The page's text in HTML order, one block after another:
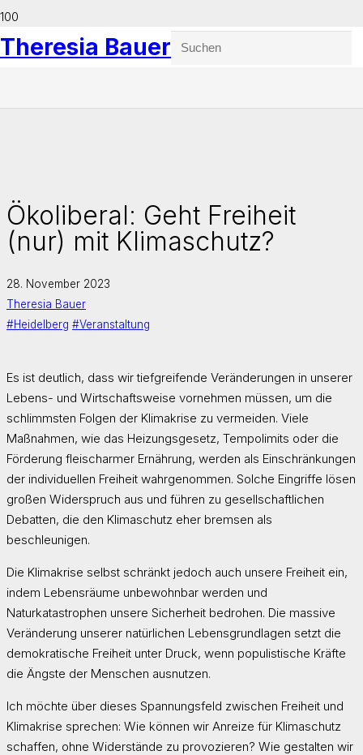
Theresia Bauer
Ökoliberal: Geht Freiheit
(nur) mit Klimaschutz?
28. November 2023
Theresia Bauer
#Heidelberg #Veranstaltung
Es ist deutlich, dass wir tiefgreifende Veränderungen in unserer
Lebens- und Wirtschaftsweise vornehmen müssen, um die
schlimmsten Folgen der Klimakrise zu vermeiden. Viele
Maßnahmen, wie das Heizungsgesetz, Tempolimits oder die
Förderung fleischarmer Ernährung, werden als Einschränkungen
der individuellen Freiheit wahrgenommen. Solche Eingriffe lösen
großen Widerspruch aus und führen zu gesellschaftlichen
Debatten, die den Klimaschutz eher bremsen als
beschleunigen.
Die Klimakrise selbst schränkt jedoch auch unsere Freiheit ein,
indem Lebensräume unbewohnbar werden und
Naturkatastrophen unsere Sicherheit bedrohen. Die massive
Veränderung unserer natürlichen Lebensgrundlagen setzt die
demokratische Freiheit unter Druck, wenn populistische Kräfte
die Ängste der Menschen ausnutzen.
Ich möchte über dieses Spannungsfeld zwischen Freiheit und
Klimakrise sprechen: Wie können wir Anreize für Klimaschutz
schaffen, ohne Widerstände zu provozieren? Wie gestalten wir